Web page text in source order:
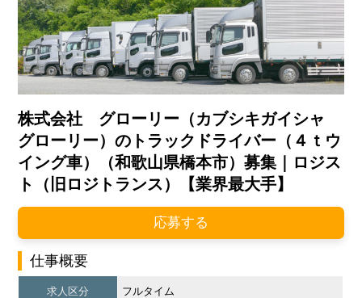
株式会社 グローリー（カブシキガイシャ
グローリー）のトラックドライバー（４ｔウ
イング車）（和歌山県橋本市）募集｜ロジス
ト（旧ロジトランス）【業界最大手】
応募する
仕事概要
求人区分 フルタイム